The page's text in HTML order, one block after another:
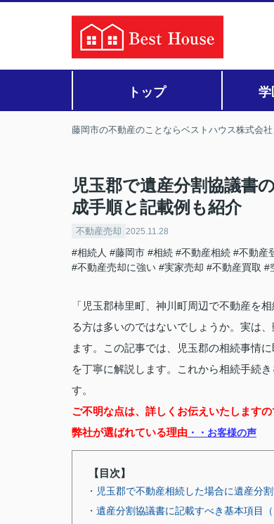
トップ 学
藤岡市の不動産のことならベストハウス株式会社
児玉郡で遺産分割協議書
成手順と記載例も紹介
不動産売却 2025.11.28
#相続人 #藤岡市 #相続 #不動産相続 #不動産
#不動産売却に強い #実家売却 #不動産買取 #
「児玉郡柿里町、神川町周辺で不動産を
る方は多いのではないでしょうか。実は
ます。この記事では、児玉郡の相続事情
を丁寧に解説します。これから相続手続
す。
ご不明な点は、詳しくお伝えいたします
弊社が選ばれている理由 ・・お客様の声
【目次】
・児玉郡で不動産相続した場合に遺産分
・遺産分割協議書に記載すべき基本項目